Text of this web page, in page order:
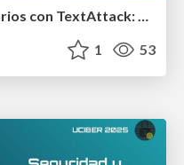
Simulando ataques adversarios con TextAttack: Vulnerabilidades y defensas en PLN
1 53